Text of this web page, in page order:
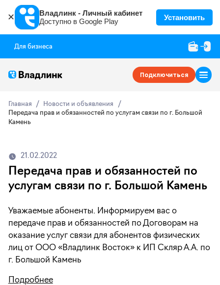
✕
Владлинк - Личный кабинет
Доступно в Google Play
Установить
Для бизнеса
Подключиться
Главная
Новости и объявления
Передача прав и обязанностей по услугам связи по г. Большой
Камень
21.02.2022
Передача прав и обязанностей по
услугам связи по г. Большой Камень
Уважаемые абоненты. Информируем вас о
передаче прав и обязанностей по Договорам на
оказание услуг связи для абонентов физических
лиц от ООО «Владлинк Восток» к ИП Скляр А.А. по
г. Большой Камень
Подробнее